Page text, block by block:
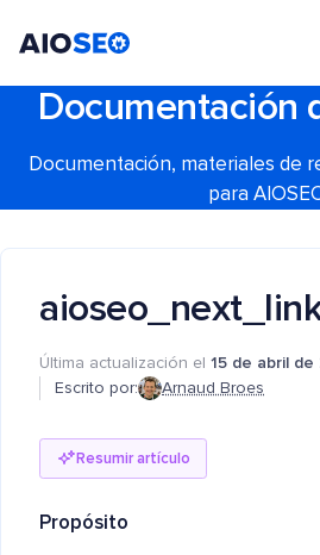
Documentación
Documentación, materiales de
para
Última actualización el 15 de abril de
Escrito por:
Arnaud Broes
Resumir artículo
Propósito